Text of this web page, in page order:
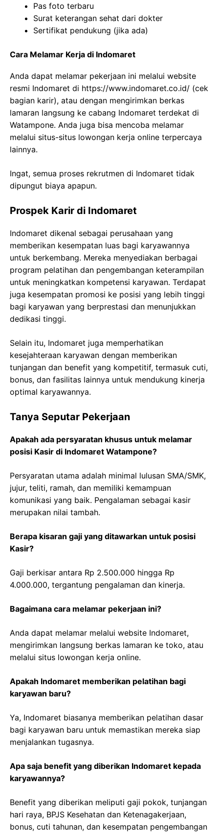
Pas foto terbaru
Surat keterangan sehat dari dokter
Sertifikat pendukung (jika ada)
Cara Melamar Kerja di Indomaret
Anda dapat melamar pekerjaan ini melalui website
resmi Indomaret di https://www.indomaret.co.id/ (cek
bagian karir), atau dengan mengirimkan berkas
lamaran langsung ke cabang Indomaret terdekat di
Watampone. Anda juga bisa mencoba melamar
melalui situs-situs lowongan kerja online terpercaya
lainnya.
Ingat, semua proses rekrutmen di Indomaret tidak
dipungut biaya apapun.
Prospek Karir di Indomaret
Indomaret dikenal sebagai perusahaan yang
memberikan kesempatan luas bagi karyawannya
untuk berkembang. Mereka menyediakan berbagai
program pelatihan dan pengembangan keterampilan
untuk meningkatkan kompetensi karyawan. Terdapat
juga kesempatan promosi ke posisi yang lebih tinggi
bagi karyawan yang berprestasi dan menunjukkan
dedikasi tinggi.
Selain itu, Indomaret juga memperhatikan
kesejahteraan karyawan dengan memberikan
tunjangan dan benefit yang kompetitif, termasuk cuti,
bonus, dan fasilitas lainnya untuk mendukung kinerja
optimal karyawannya.
Tanya Seputar Pekerjaan
Apakah ada persyaratan khusus untuk melamar
posisi Kasir di Indomaret Watampone?
Persyaratan utama adalah minimal lulusan SMA/SMK,
jujur, teliti, ramah, dan memiliki kemampuan
komunikasi yang baik. Pengalaman sebagai kasir
merupakan nilai tambah.
Berapa kisaran gaji yang ditawarkan untuk posisi
Kasir?
Gaji berkisar antara Rp 2.500.000 hingga Rp
4.000.000, tergantung pengalaman dan kinerja.
Bagaimana cara melamar pekerjaan ini?
Anda dapat melamar melalui website Indomaret,
mengirimkan langsung berkas lamaran ke toko, atau
melalui situs lowongan kerja online.
Apakah Indomaret memberikan pelatihan bagi
karyawan baru?
Ya, Indomaret biasanya memberikan pelatihan dasar
bagi karyawan baru untuk memastikan mereka siap
menjalankan tugasnya.
Apa saja benefit yang diberikan Indomaret kepada
karyawannya?
Benefit yang diberikan meliputi gaji pokok, tunjangan
hari raya, BPJS Kesehatan dan Ketenagakerjaan,
bonus, cuti tahunan, dan kesempatan pengembangan